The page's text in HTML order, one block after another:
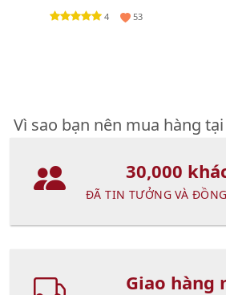
sâu - 40ml
4 53
Vì sao bạn nên mua hàng
30,000
ĐÃ TIN TƯỞNG VÀ
Giao hàng